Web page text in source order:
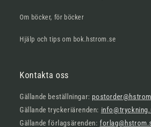
Om böcker, för böcker
Hjälp och tips om bok.hstrom.se
Kontakta oss
Gällande beställningar:
Gällande tryckeriärenden:
Gällande förlagsärenden: